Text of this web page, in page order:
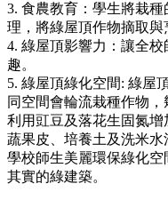
3. 食農教育：學生將栽
理，將綠屋頂作物摘取與
4. 綠屋頂影響力：讓全
趣。
5. 綠屋頂綠化空間: 綠屋
同空間會輪流栽種作物
利用豇豆及落花生固氮
蔬果皮、培養土及洗米
學校師生美麗環保綠化
其實的綠建築。